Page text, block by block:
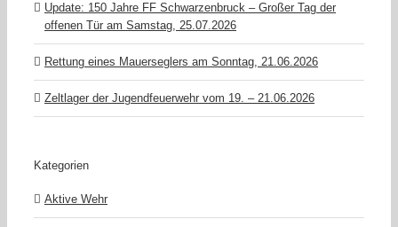
Update: 150 Jahre FF Schwarzenbruck – Großer Tag der
offenen Tür am Samstag, 25.07.2026
Rettung eines Mauerseglers am Sonntag, 21.06.2026
Zeltlager der Jugendfeuerwehr vom 19. – 21.06.2026
Kategorien
Aktive Wehr